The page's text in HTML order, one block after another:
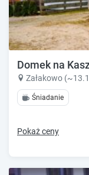
Domek na
Załakowo
Śniadanie
Pokaż ceny